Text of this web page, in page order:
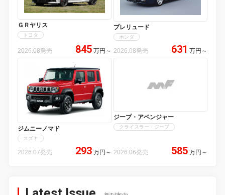
ＧＲヤリス
トヨタ
2026.08発売 845 万円 ～
プレリュード
ホンダ
2026.08発売 631 万円 ～
ジムニーノマド
スズキ
2026.07発売 293 万円 ～
ジープ・アベンジャー
クライスラー・ジープ
2026.06発売 585 万円 ～